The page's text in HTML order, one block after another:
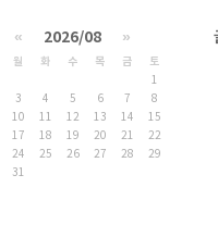
« 2026/08 »
월 화 수 목 금
토
1
3 4 5 6 7
8
10 11 12 13 14
15
17 18 19 20 21
22
24 25 26 27 28
29
31